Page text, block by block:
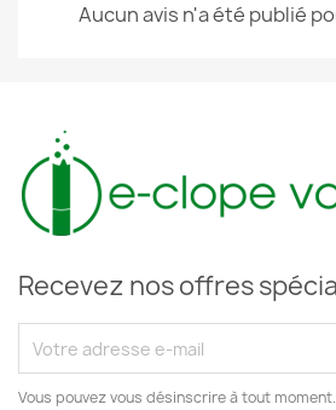
Aucun avis n'a été publié
Recevez nos offres
Vous pouvez vous désinscrire à tout